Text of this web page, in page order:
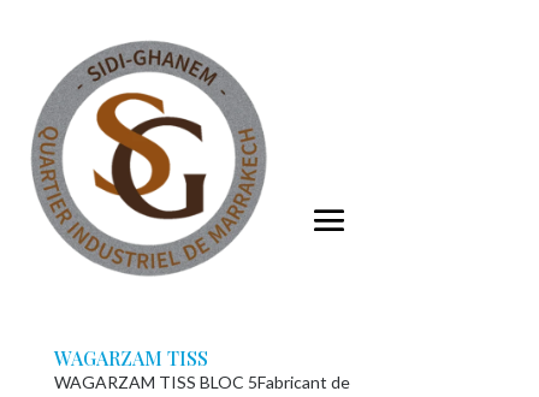
WAGARZAM TISS
WAGARZAM TISS BLOC 5Fabricant de